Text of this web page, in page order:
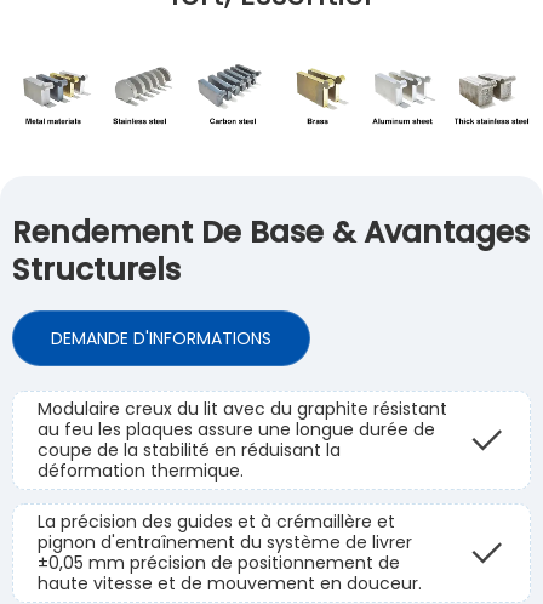
Rendement De Base & Avantages
Structurels
DEMANDE D'INFORMATIONS
Modulaire creux du lit avec du graphite résistant
au feu les plaques assure une longue durée de
coupe de la stabilité en réduisant la
déformation thermique.
La précision des guides et à crémaillère et
pignon d'entraînement du système de livrer
±0,05 mm précision de positionnement de
haute vitesse et de mouvement en douceur.